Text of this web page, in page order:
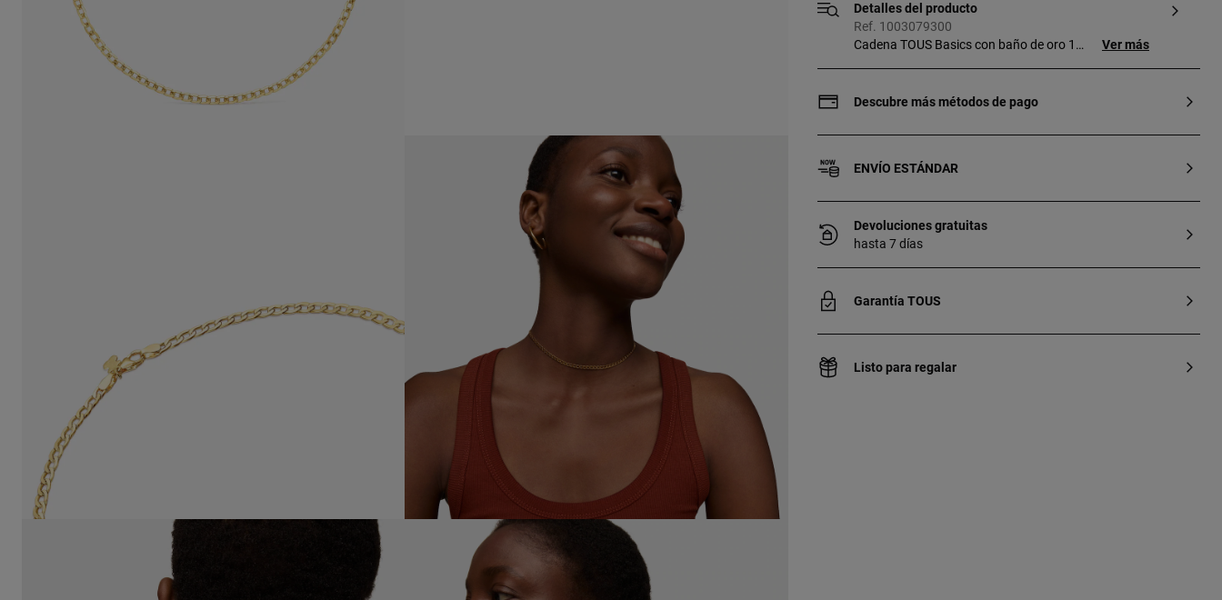
Detalles del producto
Ref. 1003079300
Cadena TOUS Basics con baño de oro 18
fabricada con plata de primera ley con
espesor. Esta calidad garantiza una
Ver más
Descubre más métodos de pago
ENVÍO ESTÁNDAR
Devoluciones gratuitas
hasta 7 días
Garantía TOUS
Listo para regalar